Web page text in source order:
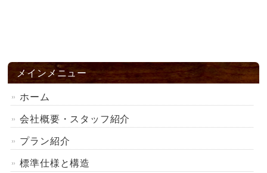
メインメニュー
ホーム
会社概要・スタッフ紹介
プラン紹介
標準仕様と構造